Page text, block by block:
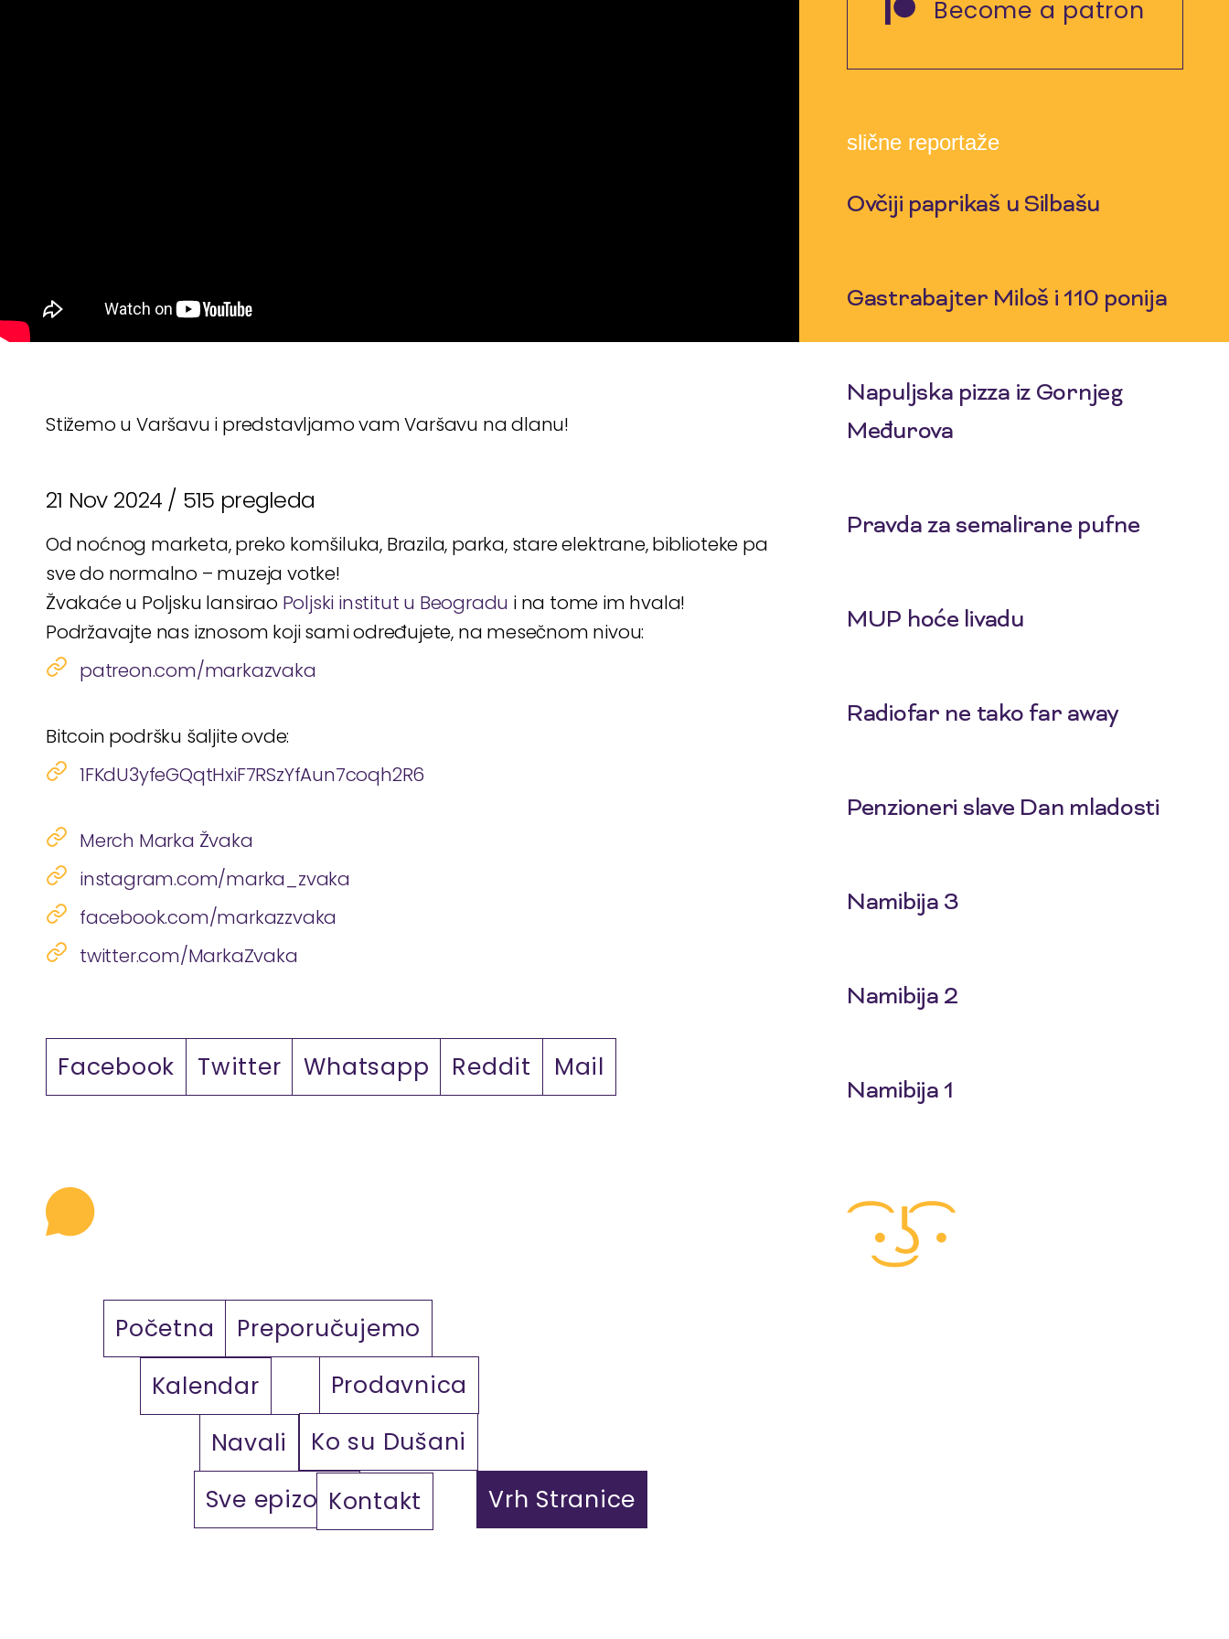
Stižemo u Varšavu i predstavljamo vam Varšavu na dlanu!
21 Nov 2024 / 515 pregleda
Od noćnog marketa, preko komšiluka, Brazila, parka, stare elektrane, biblioteke pa
sve do normalno – muzeja votke!
Žvakaće u Poljsku lansirao Poljski institut u Beogradu i na tome im hvala!
Podržavajte nas iznosom koji sami određujete, na mesečnom nivou:
patreon.com/markazvaka
Bitcoin podršku šaljite ovde:
1FKdU3yfeGQqtHxiF7RSzYfAun7coqh2R6
Merch Marka Žvaka
instagram.com/marka_zvaka
facebook.com/markazzvaka
twitter.com/MarkaZvaka
Facebook Twitter Whatsapp Reddit Mail
Početna
Preporučujemo
Kalendar
Prodavnica
Navali
Ko su Dušani
Sve epizodeKontakt Vrh Stranice
Become a patron
slične reportaže
Ovčiji paprikaš u Silbašu
Gastrabajter Miloš i 110 ponija
Napuljska pizza iz Gornjeg
Međurova
Pravda za semalirane pufne
MUP hoće livadu
Radiofar ne tako far away
Penzioneri slave Dan mladosti
Namibija 3
Namibija 2
Namibija 1